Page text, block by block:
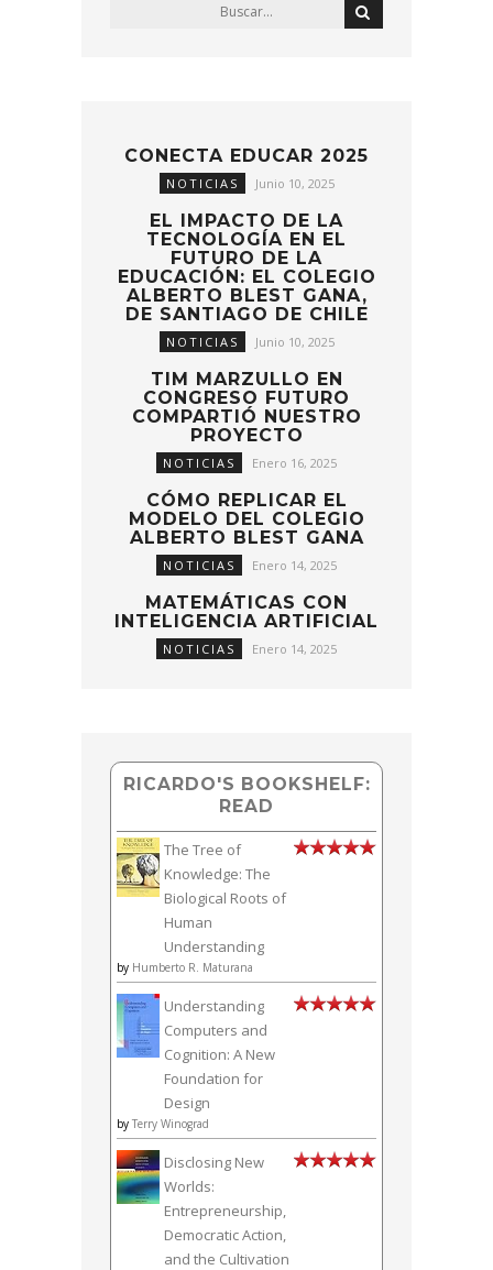
CONECTA EDUCAR 2025
NOTICIAS Junio 10, 2025
EL IMPACTO DE LA
TECNOLOGÍA EN EL
FUTURO DE LA
EDUCACIÓN: EL COLEGIO
ALBERTO BLEST GANA,
DE SANTIAGO DE CHILE
NOTICIAS Junio 10, 2025
TIM MARZULLO EN
CONGRESO FUTURO
COMPARTIÓ NUESTRO
PROYECTO
NOTICIAS Enero 16, 2025
CÓMO REPLICAR EL
MODELO DEL COLEGIO
ALBERTO BLEST GANA
NOTICIAS Enero 14, 2025
MATEMÁTICAS CON
INTELIGENCIA ARTIFICIAL
NOTICIAS Enero 14, 2025
RICARDO'S BOOKSHELF:
READ
The Tree of
Knowledge: The
Biological Roots of
Human
Understanding
by Humberto R. Maturana
Understanding
Computers and
Cognition: A New
Foundation for
Design
by Terry Winograd
Disclosing New
Worlds:
Entrepreneurship,
Democratic Action,
and the Cultivation